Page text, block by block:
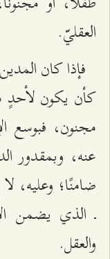
العقليّ.
فإذا كان
كأن يكون لأحدٍ
مجنون، فبوسع
عنه، وبمقدور
ضامنًا؛ وعليه،
ـ الذي يضمن
والعقل.